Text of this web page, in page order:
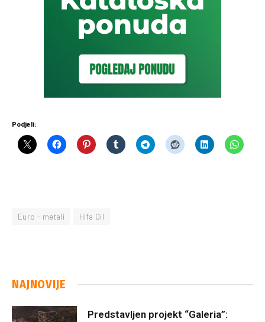
Podjeli:
Euro - metali Hifa Oil
NAJNOVIJE
Predstavljen projekt “Galeria”: